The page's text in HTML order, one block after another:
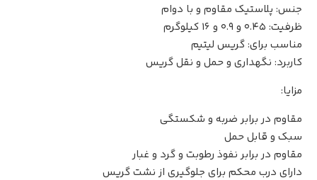
جنس: پلاستیک مقاوم و با دوام
ظرفیت: 0.45 و 0.9 و 16 کیلوگرم
مناسب برای: گریس لیتیم
کاربرد: نگهداری و حمل و نقل گریس
مزایا:
مقاوم در برابر ضربه و شکستگی
سبک و قابل حمل
مقاوم در برابر نفوذ رطوبت و گرد و غبار
دارای درب محکم برای جلوگیری از نشت گریس